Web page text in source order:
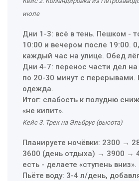
июле
Дни 1-3: всё в тень. Пешком -
10:00 и вечером после 19:00.
каждый час на улице. Обед
Дни 4-7: перенос части дел
по 20-30 минут с перерывами.
одежда.
Итог: слабость к полудню
«не кипит».
Кейс 3. Трек на Эльбрус (высота)
Планируете ночёвки: 2300 →
3600 (день отдыха) → 3900 →
есть - делаете «ступень вниз».
Пьёте воду: 3-4 л/день,